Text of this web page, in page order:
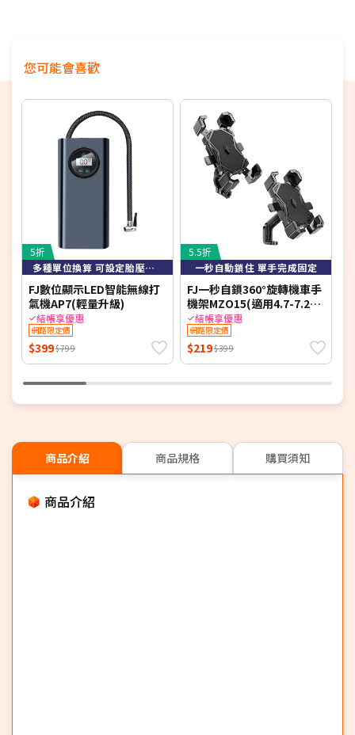
您可能會喜歡
5折
多種單位換算 可設定胎壓自動充停
FJ數位顯示LED智能無線打
氣機AP7(輕量升級)
結帳享優惠
網路限定價
$399$799
5.5折
一秒自動鎖住 單手完成固定
FJ一秒自鎖360°旋轉機車手
機架MZO15(適用4.7-7.2吋
手機 機車族 外送 手機架)
結帳享優惠
網路限定價
$219$399
商品介紹 商品規格 購買須知
商品介紹